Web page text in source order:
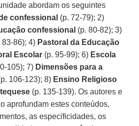
abordam os seguintes
confessional (p. 72-79); 2)
confessional (p. 80-82); 3)
83-86); 4) Pastoral da Educação
Escolar (p. 95-99); 6) Escola
105); 7) Dimensões para a
106-123); 8) Ensino Religioso
(p. 135-139). Os autores e
aprofundam estes conteúdos,
as especificidades, os